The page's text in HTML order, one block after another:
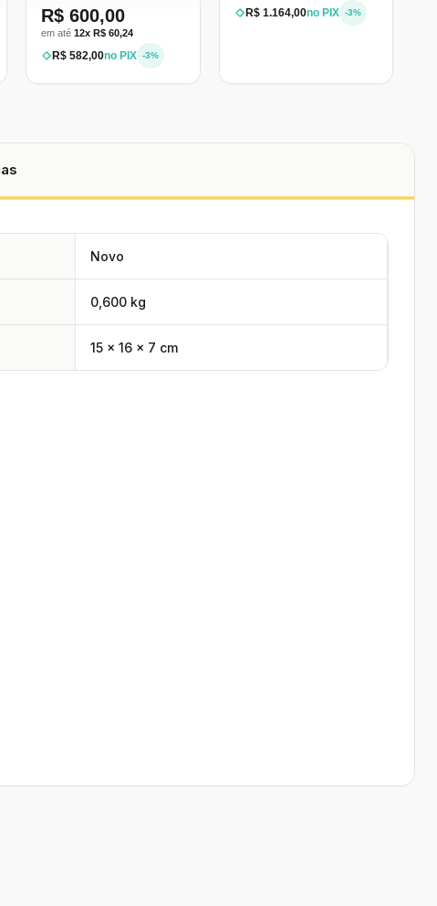
R$ 600,00
em até12x R$ 60,24
R$ 582,00no PIX -3%
R$ 1.164,00no PIX -3%
Novo
0,600 kg
15 × 16 × 7 cm